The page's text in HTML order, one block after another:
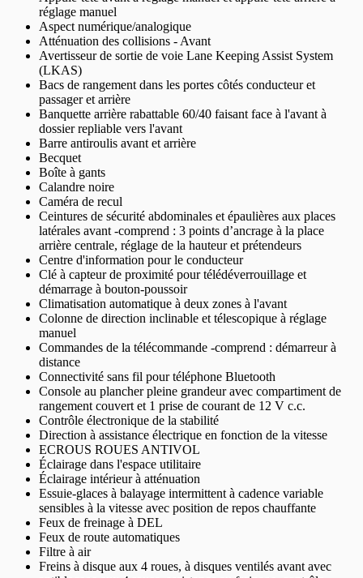
réglage manuel
Aspect numérique/analogique
Atténuation des collisions - Avant
Avertisseur de sortie de voie Lane Keeping Assist System
(LKAS)
Bacs de rangement dans les portes côtés conducteur et
passager et arrière
Banquette arrière rabattable 60/40 faisant face à l'avant à
dossier repliable vers l'avant
Barre antiroulis avant et arrière
Becquet
Boîte à gants
Calandre noire
Caméra de recul
Ceintures de sécurité abdominales et épaulières aux places
latérales avant -comprend : 3 points d’ancrage à la place
arrière centrale, réglage de la hauteur et prétendeurs
Centre d'information pour le conducteur
Clé à capteur de proximité pour télédéverrouillage et
démarrage à bouton-poussoir
Climatisation automatique à deux zones à l'avant
Colonne de direction inclinable et télescopique à réglage
manuel
Commandes de la télécommande -comprend : démarreur à
distance
Connectivité sans fil pour téléphone Bluetooth
Console au plancher pleine grandeur avec compartiment de
rangement couvert et 1 prise de courant de 12 V c.c.
Contrôle électronique de la stabilité
Direction à assistance électrique en fonction de la vitesse
ECROUS ROUES ANTIVOL
Éclairage dans l'espace utilitaire
Éclairage intérieur à atténuation
Essuie-glaces à balayage intermittent à cadence variable
sensibles à la vitesse avec position de repos chauffante
Feux de freinage à DEL
Feux de route automatiques
Filtre à air
Freins à disque aux 4 roues, à disques ventilés avant avec